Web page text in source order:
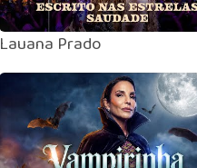
Lauana Prado